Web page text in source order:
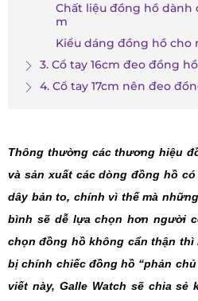
Chất liệu đồng hồ dành
m
Kiểu dáng đồng hồ cho
3. Cổ tay 16cm đeo đồng
4. Cổ tay 17cm nên đeo
Thông thường các thương hiệu
và sản xuất các dòng đồng hồ
dây bản to, chính vì thế mà
bình sẽ dễ lựa chọn hơn người
chọn đồng hồ không cẩn thận
bị chính chiếc đồng hồ “phản
viết này, Galle Watch sẽ chia sẻ